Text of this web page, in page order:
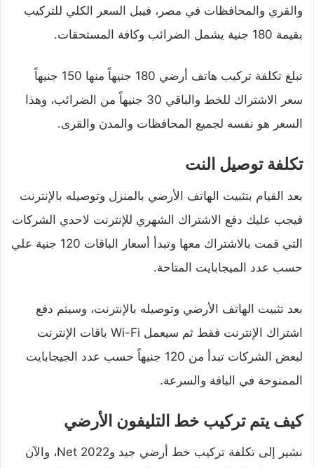
والقري والمحافظات في مصر، فيبل السعر الكلي للتركيب
بقيمة 180 جنية يشمل الضرائب وكافة المستحقات.
تبلغ تكلفة تركيب هاتف أرضي 180 جنيهاً منها 150 جنيهاً
سعر الاشتراك للخط والباقي 30 جنيهاً من الضرائب، وهذا
السعر هو نفسه لجميع المحافظات والمدن والقرى.
تكلفة توصيل النت
بعد القيام بتثبيت الهاتف الأرضي بالمنزل وتوصيله بالإنترنت
فيجب عليك دفع الاشتراك الشهري للإنترنت لاحدي الشركات
التي قمت بالاشتراك معها وتبدأ أسعار الباقات 120 جنية علي
حسب عدد الميجابايت المتاحة.
بعد تثبيت الهاتف الأرضي وتوصيله بالإنترنت، وسيتم دفع
اشتراك الإنترنت فقط ثم سيعمل Wi-Fi باقات الإنترنت
لبعض الشركات تبدأ من 120 جنيهاً حسب عدد الجيجابايت
الممنوحة في الباقة والسرعة.
كيف يتم تركيب خط التليفون الأرضي
نشير إلى تكلفة تركيب خط أرضي جيد وNet 2022، والآن